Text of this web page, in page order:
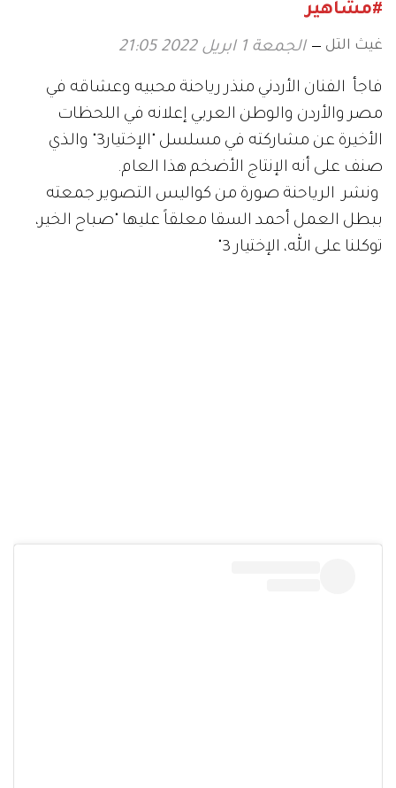
#مشاهير
غيث التل الجمعة 1 ابريل 2022 21:05
فاجأ الفنان الأردني منذر رياحنة محبيه وعشاقه في
مصر والأردن والوطن العربي إعلانه في اللحظات
الأخيرة عن مشاركته في مسلسل "الإختيار3" والذي
صنف على أنه الإنتاج الأضخم هذا العام.
ونشر الرياحنة صورة من كواليس التصوير جمعته
ببطل العمل أحمد السقا معلقاً عليها "صباح الخير،
توكلنا على الله، الإختيار 3"